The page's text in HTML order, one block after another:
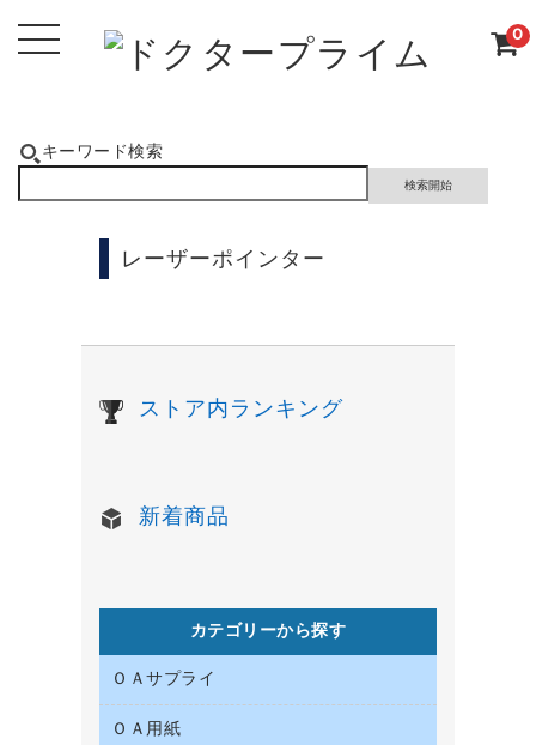
0
キーワード検索
レーザーポインター
ストア内ランキング
新着商品
カテゴリーから探す
ＯＡサプライ
インクカートリッジ
ＯＡ用紙